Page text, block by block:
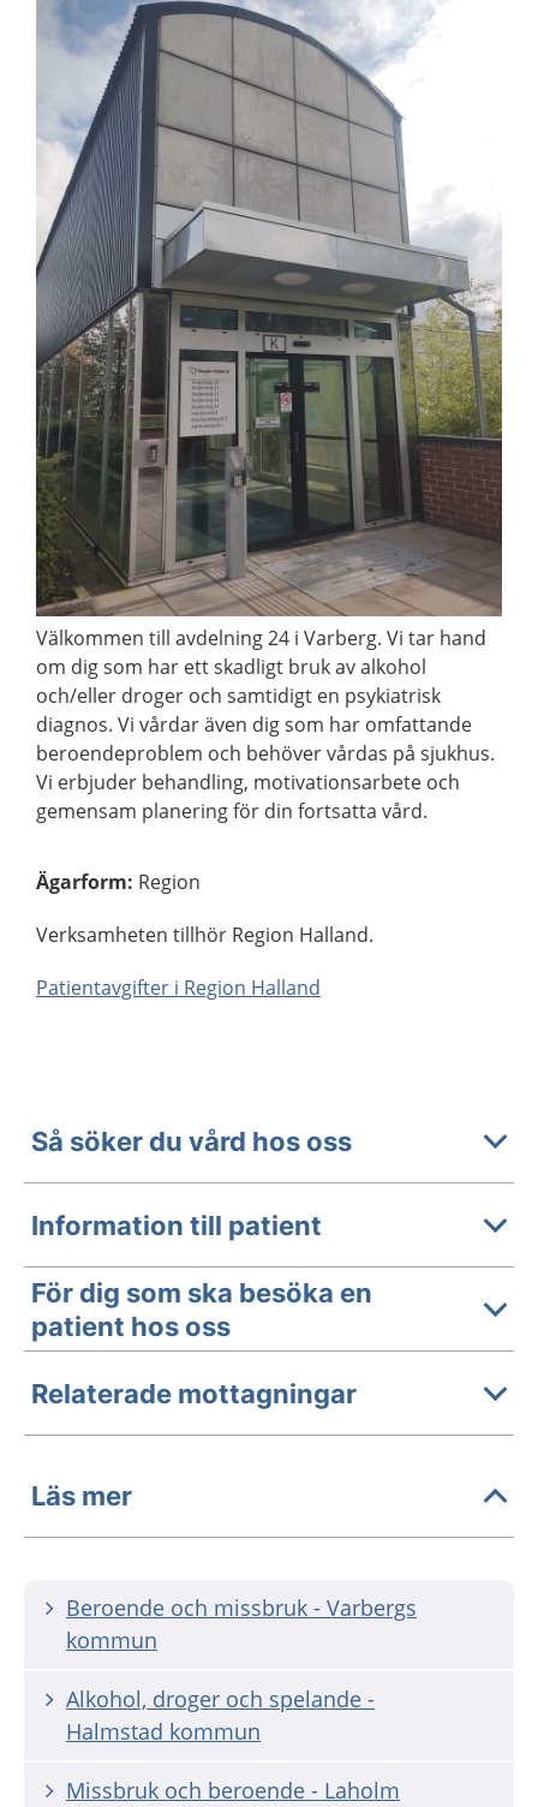
Välkommen till avdelning 24 i Varberg. Vi tar hand
om dig som har ett skadligt bruk av alkohol
och/eller droger och samtidigt en psykiatrisk
diagnos. Vi vårdar även dig som har omfattande
beroendeproblem och behöver vårdas på sjukhus.
Vi erbjuder behandling, motivationsarbete och
gemensam planering för din fortsatta vård.
Ägarform: Region
Verksamheten tillhör Region Halland.
Patientavgifter i Region Halland
Så söker du vård hos oss
Information till patient
För dig som ska besöka en
patient hos oss
Relaterade mottagningar
Läs mer
Beroende och missbruk - Varbergs
kommun
Alkohol, droger och spelande -
Halmstad kommun
Missbruk och beroende - Laholm